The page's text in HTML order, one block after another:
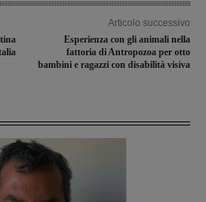
Articolo successivo
Esperienza con gli animali nella
fattoria di Antropozoa per otto
bambini e ragazzi con disabilità visiva